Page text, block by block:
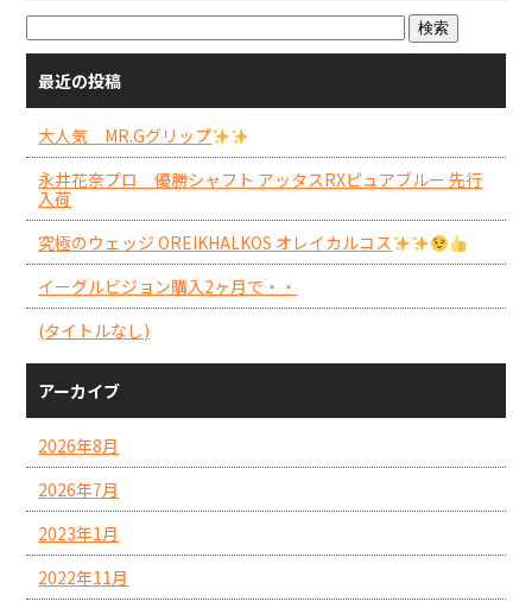
最近の投稿
大人気 MR.Gグリップ
永井花奈プロ 優勝シャフト アッタスRXピュアブルー 先行
入荷
究極のウェッジ OREIKHALKOS オレイカルコス
イーグルビジョン購入2ヶ月で・・
(タイトルなし)
アーカイブ
2026年8月
2026年7月
2023年1月
2022年11月